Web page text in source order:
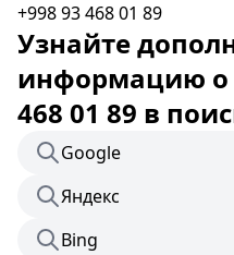
+998 93 468 01 89
Узнайте
информацию о
468 01 89 в
Google
Яндекс
Bing